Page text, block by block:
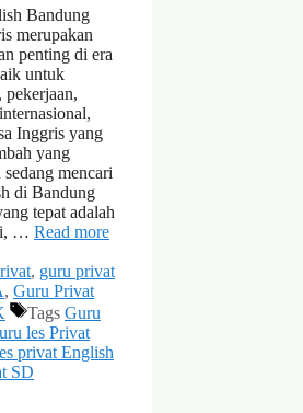
Bandung
merupakan
penting di era
untuk
pekerjaan,
Inggris yang
yang
mencari
di Bandung
tepat adalah
… Read more
, guru privat
, Guru Privat
Tags Guru
les Privat
privat English
SD